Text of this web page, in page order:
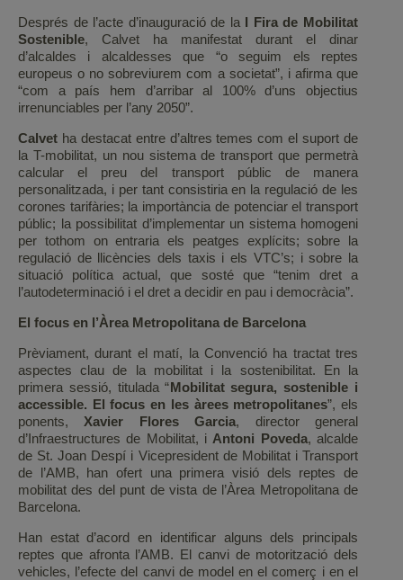
Després de l’acte d’inauguració de la I Fira de Mobilitat
Sostenible, Calvet ha manifestat durant el dinar
d’alcaldes i alcaldesses que “o seguim els reptes
europeus o no sobreviurem com a societat”, i afirma que
“com a país hem d’arribar al 100% d’uns objectius
irrenunciables per l’any 2050”.
Calvet ha destacat entre d’altres temes com el suport de
la T-mobilitat, un nou sistema de transport que permetrà
calcular el preu del transport públic de manera
personalitzada, i per tant consistiria en la regulació de les
corones tarifàries; la importància de potenciar el transport
públic; la possibilitat d’implementar un sistema homogeni
per tothom on entraria els peatges explícits; sobre la
regulació de llicències dels taxis i els VTC’s; i sobre la
situació política actual, que sosté que “tenim dret a
l’autodeterminació i el dret a decidir en pau i democràcia”.
El focus en l’Àrea Metropolitana de Barcelona
Prèviament, durant el matí, la Convenció ha tractat tres
aspectes clau de la mobilitat i la sostenibilitat. En la
primera sessió, titulada “Mobilitat segura, sostenible i
accessible. El focus en les àrees metropolitanes”, els
ponents,Xavier Flores Garcia, director general
d’Infraestructures de Mobilitat, i Antoni Poveda, alcalde
de St. Joan Despí i Vicepresident de Mobilitat i Transport
de l’AMB, han ofert una primera visió dels reptes de
mobilitat des del punt de vista de l’Àrea Metropolitana de
Barcelona.
Han estat d’acord en identificar alguns dels principals
reptes que afronta l’AMB. El canvi de motorització dels
vehicles, l’efecte del canvi de model en el comerç i en el